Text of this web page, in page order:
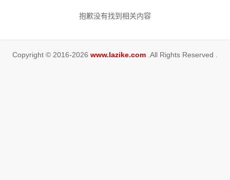
抱歉没有找到相关内容
Copyright © 2016-2026 www.lazike.com .All Rights Reserved .